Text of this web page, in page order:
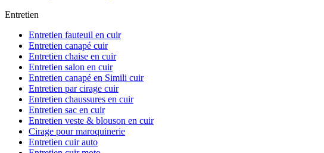
Entretien
Entretien fauteuil en cuir
Entretien canapé cuir
Entretien chaise en cuir
Entretien salon en cuir
Entretien canapé en Simili cuir
Entretien par cirage cuir
Entretien chaussures en cuir
Entretien sac en cuir
Entretien veste & blouson en cuir
Cirage pour maroquinerie
Entretien cuir auto